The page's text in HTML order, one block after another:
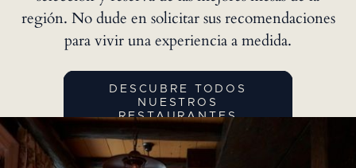
región. No dude en solicitar sus recomendaciones
para vivir una experiencia a medida.
DESCUBRE TODOS
NUESTROS
RESTAURANTES